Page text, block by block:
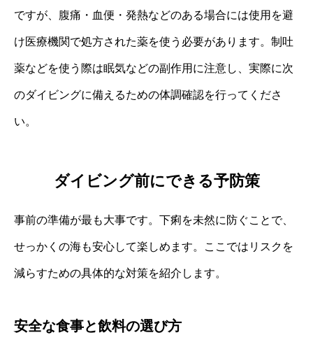
ですが、腹痛・血便・発熱などのある場合には使用を避
け医療機関で処方された薬を使う必要があります。制吐
薬などを使う際は眠気などの副作用に注意し、実際に次
のダイビングに備えるための体調確認を行ってくださ
い。
ダイビング前にできる予防策
事前の準備が最も大事です。下痢を未然に防ぐことで、
せっかくの海も安心して楽しめます。ここではリスクを
減らすための具体的な対策を紹介します。
安全な食事と飲料の選び方